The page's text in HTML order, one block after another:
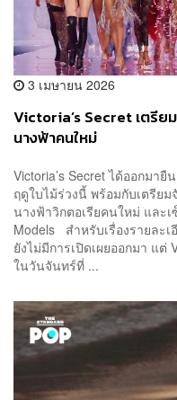
3 เมษายน 2026
Victoria’s Secret เตรีย
นางฟ้าคนใหม่
Victoria’s Secret ได้ออกมา
ฤดูใบไม้ร่วงนี้ พร้อมกับเตรีย
นางฟ้าวิกตอเรียคนใหม่ และ
Models สำหรับเรื่องรายละ
ยังไม่มีการเปิดเผยออกมา แต่
ในวันจันทร์ที่ ...